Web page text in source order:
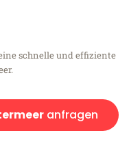
schnelle und effiziente
anfragen